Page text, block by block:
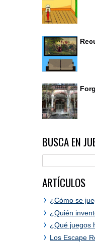
BUSCA EN
ARTÍCULOS
¿Cómo se
¿Quién
¿Qué juegos
Los Escape